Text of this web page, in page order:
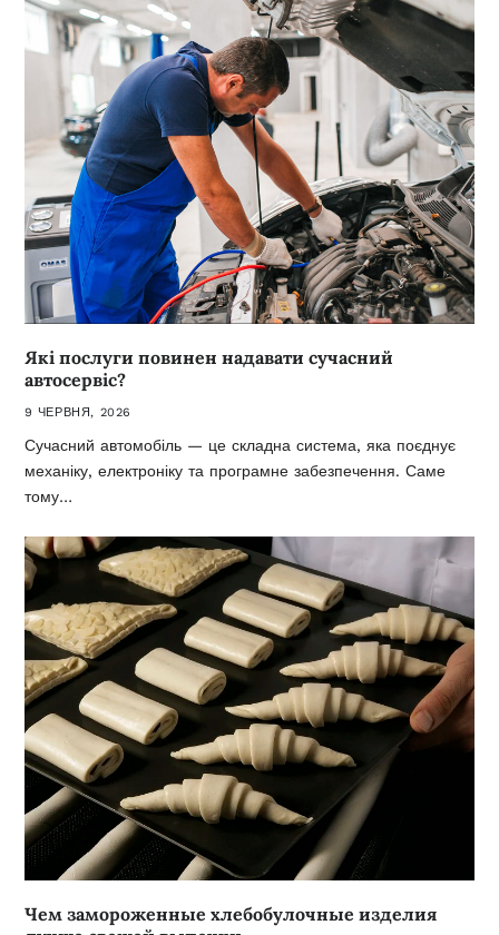
Які послуги повинен надавати сучасний
автосервіс?
9 ЧЕРВНЯ, 2026
Сучасний автомобіль — це складна система, яка поєднує
механіку, електроніку та програмне забезпечення. Саме
тому…
Чем замороженные хлебобулочные изделия